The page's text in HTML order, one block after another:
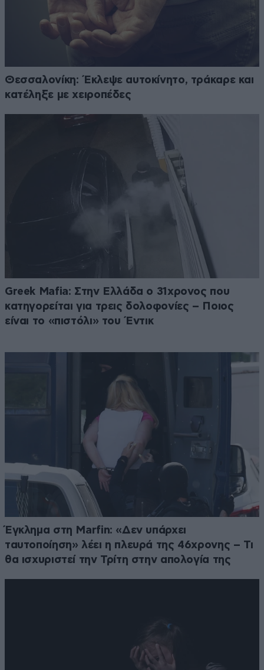
Θεσσαλονίκη: Έκλεψε αυτοκίνητο, τράκαρε και
κατέληξε με χειροπέδες
Greek Mafia: Στην Ελλάδα ο 31χρονος που
κατηγορείται για τρεις δολοφονίες – Ποιος
είναι το «πιστόλι» του Έντικ
Έγκλημα στη Marfin: «Δεν υπάρχει
ταυτοποίηση» λέει η πλευρά της 46χρονης – Τι
θα ισχυριστεί την Τρίτη στην απολογία της